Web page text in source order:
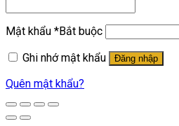
Mật khẩu *Bắt buộc
Ghi nhớ mật khẩu
Đăng nhập
Quên mật khẩu?